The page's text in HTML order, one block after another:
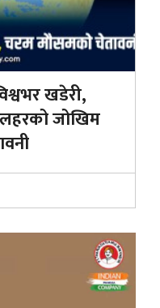
खडेरी,
लहरको जोखिम